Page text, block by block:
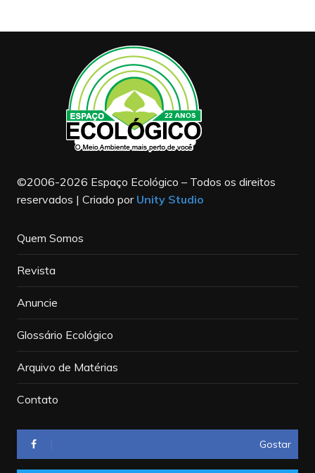
©2006-2026 Espaço Ecológico – Todos os direitos
reservados | Criado por Unity Studio
Quem Somos
Revista
Anuncie
Glossário Ecológico
Arquivo de Matérias
Contato
Gostar